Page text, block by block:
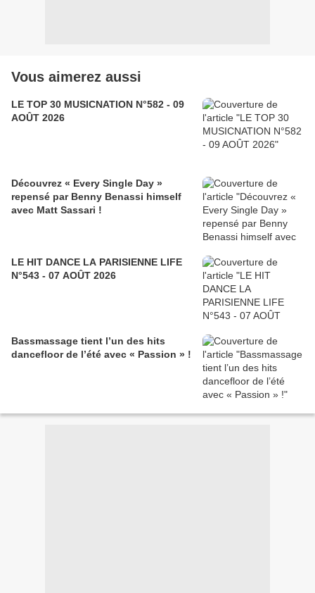
Vous aimerez aussi
LE TOP 30 MUSICNATION N°582 - 09
AOÛT 2026
Découvrez « Every Single Day »
repensé par Benny Benassi himself
avec Matt Sassari !
LE HIT DANCE LA PARISIENNE LIFE
N°543 - 07 AOÛT 2026
Bassmassage tient l’un des hits
dancefloor de l’été avec « Passion » !